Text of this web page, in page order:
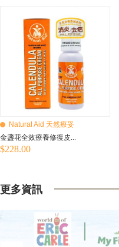
Natural Aid 天然療妥
金盞花全效療養修復皮...
$228.00
更多資訊